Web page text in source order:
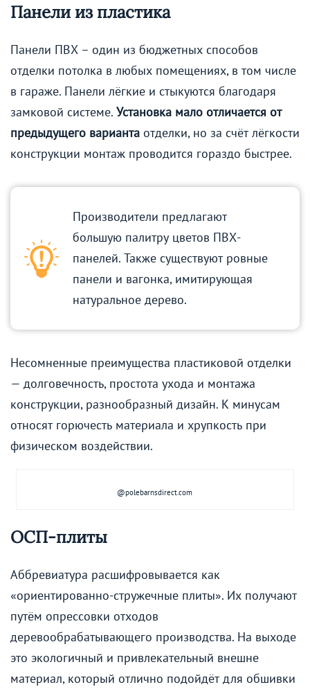
Панели из пластика
Панели ПВХ – один из бюджетных способов
отделки потолка в любых помещениях, в том числе
в гараже. Панели лёгкие и стыкуются благодаря
замковой системе. Установка мало отличается от
предыдущего варианта отделки, но за счёт лёгкости
конструкции монтаж проводится гораздо быстрее.
Производители предлагают
большую палитру цветов ПВХ-
панелей. Также существуют ровные
панели и вагонка, имитирующая
натуральное дерево.
Несомненные преимущества пластиковой отделки
— долговечность, простота ухода и монтажа
конструкции, разнообразный дизайн. К минусам
относят горючесть материала и хрупкость при
физическом воздействии.
@polebarnsdirect.com
ОСП-плиты
Аббревиатура расшифровывается как
«ориентированно-стружечные плиты». Их получают
путём опрессовки отходов
деревообрабатывающего производства. На выходе
это экологичный и привлекательный внешне
материал, который отлично подойдёт для обшивки